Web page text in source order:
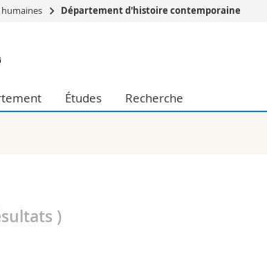
Sciences économiques et sociales et management
Lettres et sciences humaines
humaines Département d'histoire contemporaine
Études Recherche
)